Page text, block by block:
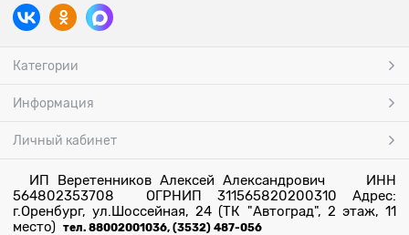
Категории
Информация
Личный кабинет
ИП Веретенников Алексей Александрович ИНН
564802353708 ОГРНИП 311565820200310 Адрес:
г.Оренбург, ул.Шоссейная, 24 (ТК "Автоград", 2 этаж, 11
место) тел. 88002001036, (3532) 487-056